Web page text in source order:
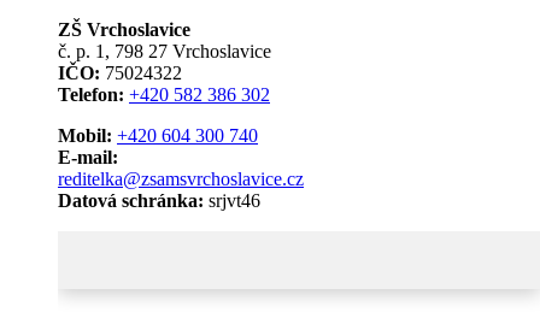
ZŠ Vrchoslavice
č. p. 1, 798 27 Vrchoslavice
IČO: 75024322
Telefon: +420 582 386 302
Mobil: +420 604 300 740
E-mail:
reditelka@zsamsvrchoslavice.cz
Datová schránka: srjvt46